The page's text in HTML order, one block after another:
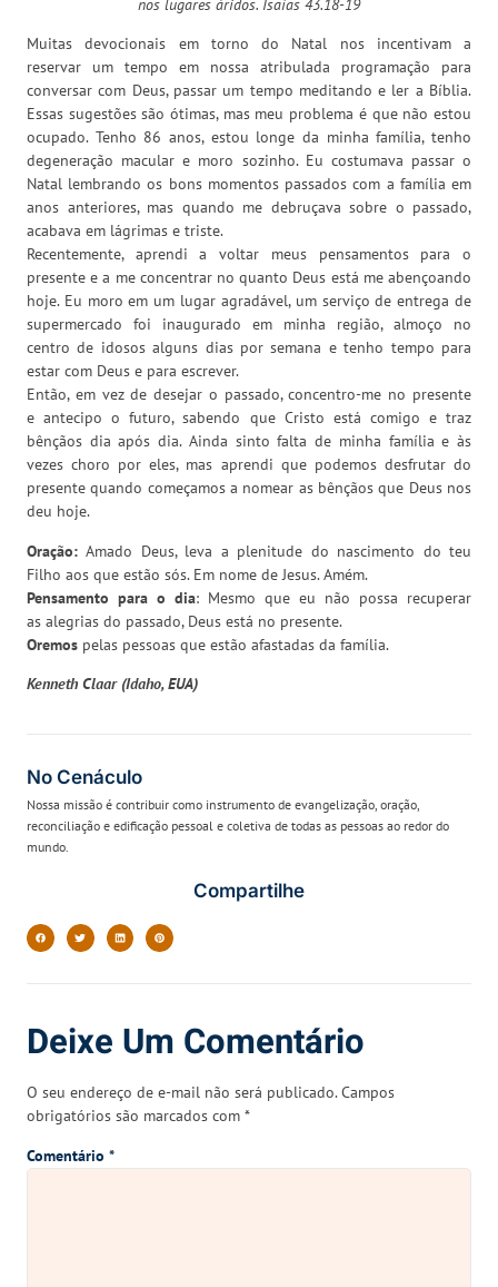
nos lugares áridos. Isaías 43.18-19
Muitas devocionais em torno do Natal nos incentivam a
reservar um tempo em nossa atribulada programação para
conversar com Deus, passar um tempo meditando e ler a Bíblia.
Essas sugestões são ótimas, mas meu problema é que não estou
ocupado. Tenho 86 anos, estou longe da minha família, tenho
degeneração macular e moro sozinho. Eu costumava passar o
Natal lembrando os bons momentos passados com a família em
anos anteriores, mas quando me debruçava sobre o passado,
acabava em lágrimas e triste.
Recentemente, aprendi a voltar meus pensamentos para o
presente e a me concentrar no quanto Deus está me abençoando
hoje. Eu moro em um lugar agradável, um serviço de entrega de
supermercado foi inaugurado em minha região, almoço no
centro de idosos alguns dias por semana e tenho tempo para
estar com Deus e para escrever.
Então, em vez de desejar o passado, concentro-me no presente
e antecipo o futuro, sabendo que Cristo está comigo e traz
bênçãos dia após dia. Ainda sinto falta de minha família e às
vezes choro por eles, mas aprendi que podemos desfrutar do
presente quando começamos a nomear as bênçãos que Deus nos
deu hoje.
Oração: Amado Deus, leva a plenitude do nascimento do teu
Filho aos que estão sós. Em nome de Jesus. Amém.
Pensamento para o dia: Mesmo que eu não possa recuperar
as alegrias do passado, Deus está no presente.
Oremos pelas pessoas que estão afastadas da família.
Kenneth Claar (Idaho, EUA)
No Cenáculo
Nossa missão é contribuir como instrumento de evangelização, oração,
reconciliação e edificação pessoal e coletiva de todas as pessoas ao redor do
mundo.
Compartilhe
Deixe Um Comentário
O seu endereço de e-mail não será publicado. Campos
obrigatórios são marcados com *
Comentário *